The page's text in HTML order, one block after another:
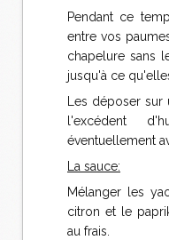
Pendant ce
entre vos
chapelure sans
jusqu'à ce
Les déposer sur
l'excédent
éventuellement
La sauce:
Mélanger les
citron et le
au frais.